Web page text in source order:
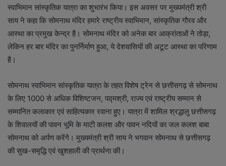
स्वाभिमान सांस्कृतिक यात्रा का शुभारंभ किया। इस अवसर पर मुख्यमंत्री श्री
साय ने कहा कि सोमनाथ मंदिर हमारे राष्ट्रीय स्वाभिमान, सांस्कृतिक गौरव और
आस्था का प्रमुख केन्द्र है। सोमनाथ मंदिर को अनेक बार आक्रांताओं ने तोड़ा,
लेकिन हर बार मंदिर का पुनर्निर्माण हुआ, ये देशवासियों की अटूट आस्था का परिणाम
है।
सोमनाथ स्वाभिमान सांस्कृतिक यात्रा के तहत विशेष ट्रेन से छत्तीसगढ़ से सोमनाथ
के लिए 1000 से अधिक विशिष्टजन, पद्मश्री, राज्य एवं राष्ट्रीय सम्मान से
सम्मानित कलाकार एवं साहित्यकार रवाना हुए। यात्रा में शामिल श्रद्धालु छत्तीसगढ़
के शिवालयों की पावन भूमि के माटी कलश और पावन नदियों का जल कलश बाबा
सोमनाथ को अर्पण करेंगे। मुख्यमंत्री श्री साय ने भगवान सोमनाथ से छत्तीसगढ़
की सुख-समृद्धि एवं खुशहाली की प्रार्थना की।